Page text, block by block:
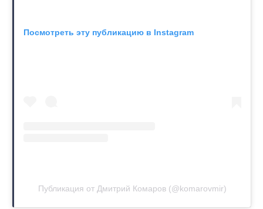
Посмотреть эту публикацию в Instagram
Публикация от Дмитрий Комаров (@komarovmir)